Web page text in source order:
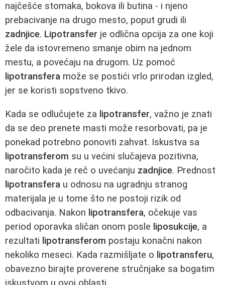
najčešće stomaka, bokova ili butina - i njeno
prebacivanje na drugo mesto, poput grudi ili
zadnjice. Lipotransfer je odlična opcija za one koji
žele da istovremeno smanje obim na jednom
mestu, a povećaju na drugom. Uz pomoć
lipotransfera može se postići vrlo prirodan izgled,
jer se koristi sopstveno tkivo.
Kada se odlučujete za lipotransfer, važno je znati
da se deo prenete masti može resorbovati, pa je
ponekad potrebno ponoviti zahvat. Iskustva sa
lipotransferom su u većini slučajeva pozitivna,
naročito kada je reč o uvećanju zadnjice. Prednost
lipotransfera u odnosu na ugradnju stranog
materijala je u tome što ne postoji rizik od
odbacivanja. Nakon lipotransfera, očekuje vas
period oporavka sličan onom posle liposukcije, a
rezultati lipotransferom postaju konačni nakon
nekoliko meseci. Kada razmišljate o lipotransferu,
obavezno birajte proverene stručnjake sa bogatim